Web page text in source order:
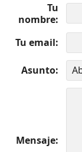
Tu
nombre
Tu email
Asunto
Mensaje